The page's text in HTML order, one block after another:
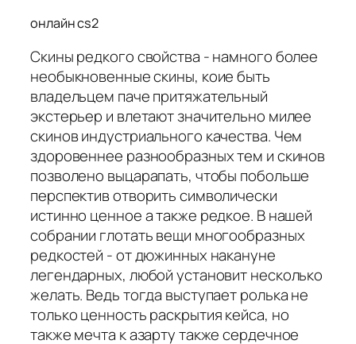
онлайн cs2
Скины редкого свойства - намного более
необыкновенные скины, коие быть
владельцем паче притяжательный
экстерьер и влетают значительно милее
скинов индустриального качества. Чем
здоровеннее разнообразных тем и скинов
позволено выцарапать, чтобы побольше
перспектив отворить символически
истинно ценное а также редкое. В нашей
собрании глотать вещи многообразных
редкостей - от дюжинных накануне
легендарных, любой установит несколько
желать. Ведь тогда выступает ролька не
только ценность раскрытия кейса, но
также мечта к азарту также сердечное